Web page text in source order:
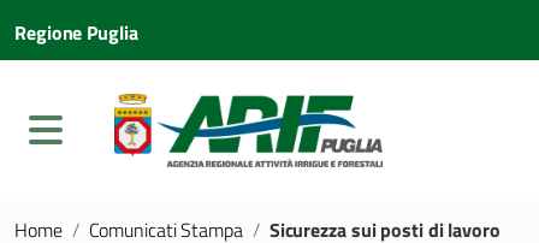
Regione Puglia
Home / Comunicati Stampa / Sicurezza sui posti di lavoro